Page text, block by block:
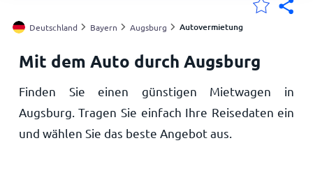
Österreich
Meine Standorte
Startseite
Deutschland Bayern Augsburg Autovermietung
Mit dem Auto durch Augsburg
Finden Sie einen günstigen Mietwagen in
Augsburg. Tragen Sie einfach Ihre Reisedaten ein
und wählen Sie das beste Angebot aus.